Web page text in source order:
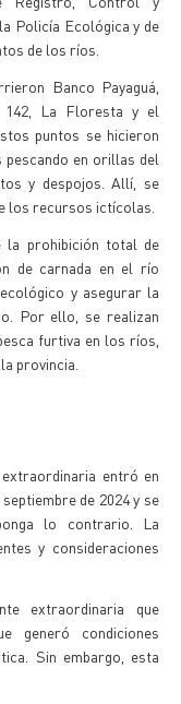
Policía Ecológica y de
de los ríos.
Banco Payaguá,
142, La Floresta y el
puntos se hicieron
en orillas del
y despojos. Allí, se
los recursos ictícolas.
la prohibición total de
de carnada en el río
y asegurar la
Por ello, se realizan
furtiva en los ríos,
provincia.
entró en
de 2024 y se
lo contrario. La
y consideraciones
extraordinaria que
generó condiciones
Sin embargo, esta